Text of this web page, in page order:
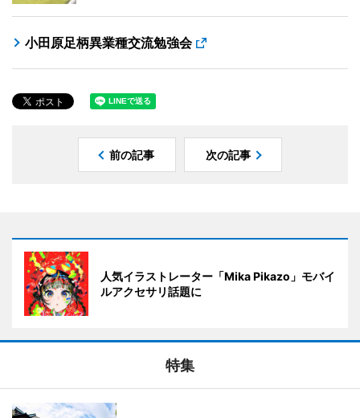
小田原足柄異業種交流勉強会
前の記事 次の記事
人気イラストレーター「Mika Pikazo」モバイ
ルアクセサリ話題に
特集